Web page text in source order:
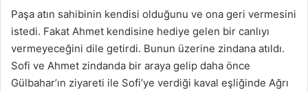
Paşa atın sahibinin kendisi olduğunu ve ona geri vermesini
istedi. Fakat Ahmet kendisine hediye gelen bir canlıyı
vermeyeceğini dile getirdi. Bunun üzerine zindana atıldı.
Sofi ve Ahmet zindanda bir araya gelip daha önce
Gülbahar’ın ziyareti ile Sofi’ye verdiği kaval eşliğinde Ağrı